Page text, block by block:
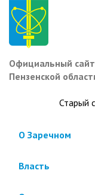
Перейти
основному
содержанию
Официальный
Пензенской
Старый
О Заречном
Власть